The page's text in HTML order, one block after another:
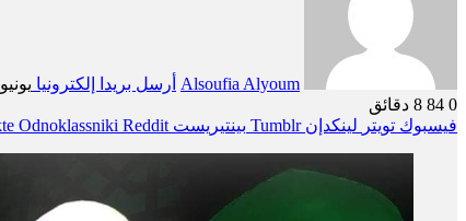
Alsoufia Alyoum أرسل بريدا إلكترونيا يونيو 13, 2021
0
8 دقائق
فيسبوك تويتر لينكدإن بينتيريست Odnoklassniki